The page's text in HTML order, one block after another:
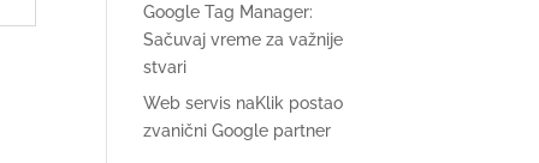
Google Tag Manager:
Sačuvaj vreme za važnije
stvari
Web servis naKlik postao
zvanični Google partner